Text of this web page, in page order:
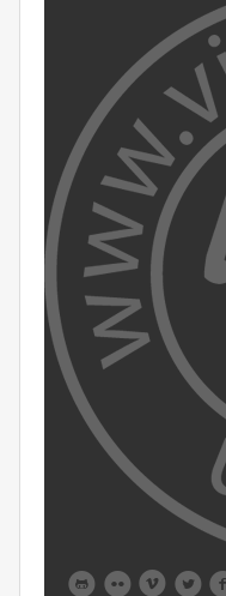
   